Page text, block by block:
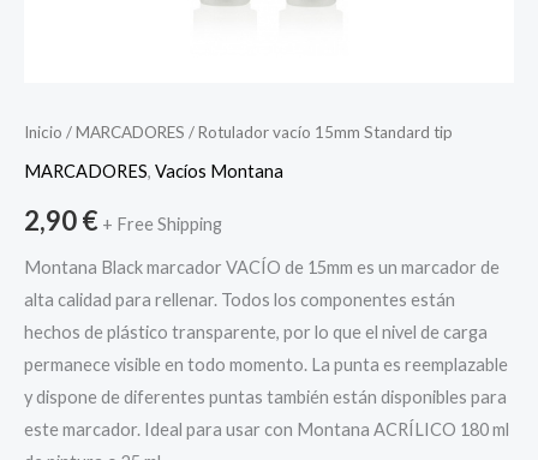
Inicio /MARCADORES / Rotulador vacío 15mm Standard tip
MARCADORES, Vacíos Montana
2,90€ + Free Shipping
Montana Black marcador VACÍO de 15mm es un marcador de
alta calidad para rellenar. Todos los componentes están
hechos de plástico transparente, por lo que el nivel de carga
permanece visible en todo momento. La punta es reemplazable
y dispone de diferentes puntas también están disponibles para
este marcador. Ideal para usar con Montana ACRÍLICO 180 ml